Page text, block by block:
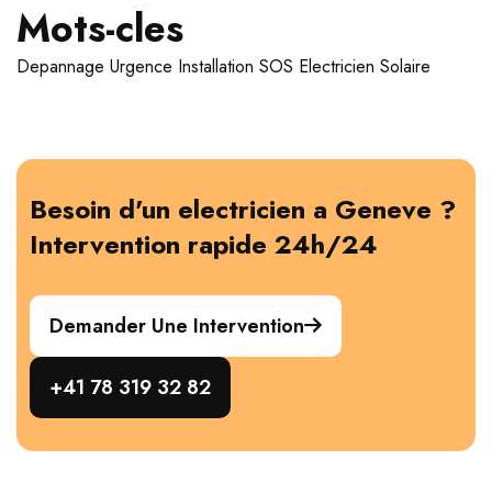
Mots-cles
Depannage Urgence Installation SOS Electricien Solaire
Besoin d'un electricien a Geneve ?
Intervention rapide 24h/24
Demander Une Intervention
+41 78 319 32 82